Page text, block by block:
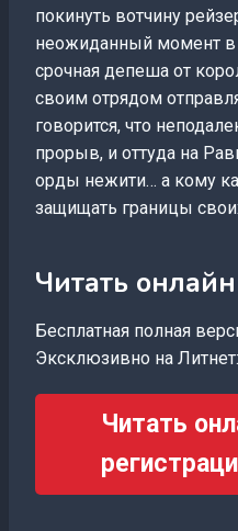
покинуть вотчину
неожиданный момент в
срочная депеша от
своим отрядом
говорится, что
прорыв, и оттуда на
орды нежити… а кому
защищать границы
Читать
Бесплатная полная
Эксклюзивно на Литнет:
Читать